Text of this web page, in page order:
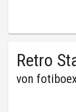
Retro
von